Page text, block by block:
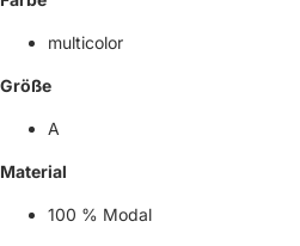
multicolor
Größe
A
Material
100 % Modal